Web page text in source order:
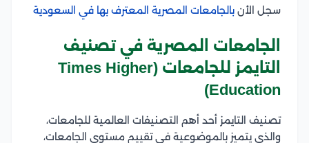
سجل الأن بالجامعات المصرية المعترف بها في السعودية
الجامعات المصرية في تصنيف
التايمز للجامعات (Times Higher
Education)
تصنيف التايمز أحد أهم التصنيفات العالمية للجامعات،
والذي يتميز بالموضوعية في تقييم مستوى الجامعات،